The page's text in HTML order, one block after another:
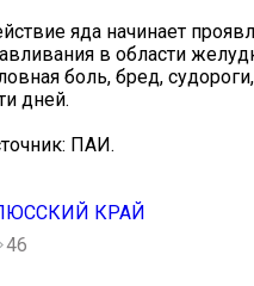
яда начинает
в области
боль, бред,
дней.
ПАИ.
КРАЙ
46